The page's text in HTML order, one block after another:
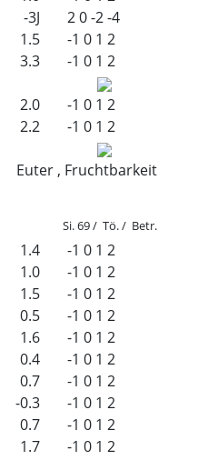
-3J 20-2-4
1.5 -1 0 1 2
3.3 -1 0 1 2
2.0 -1 0 1 2
2.2 -1 0 1 2
Euter , Fruchtbarkeit
Si. 69 / Tö. / Betr.
1.4 -1 0 1 2
1.0 -1 0 1 2
1.5 -1 0 1 2
0.5 -1 0 1 2
1.6 -1 0 1 2
0.4 -1 0 1 2
0.7 -1 0 1 2
-0.3 -1 0 1 2
0.7 -1 0 1 2
1.7 -1 0 1 2